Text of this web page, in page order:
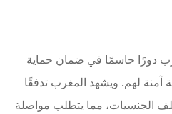
دورًا حاسمًا في ضمان حماية
آمنة لهم. ويشهد المغرب تدفقًا
الجنسيات، مما يتطلب مواصلة